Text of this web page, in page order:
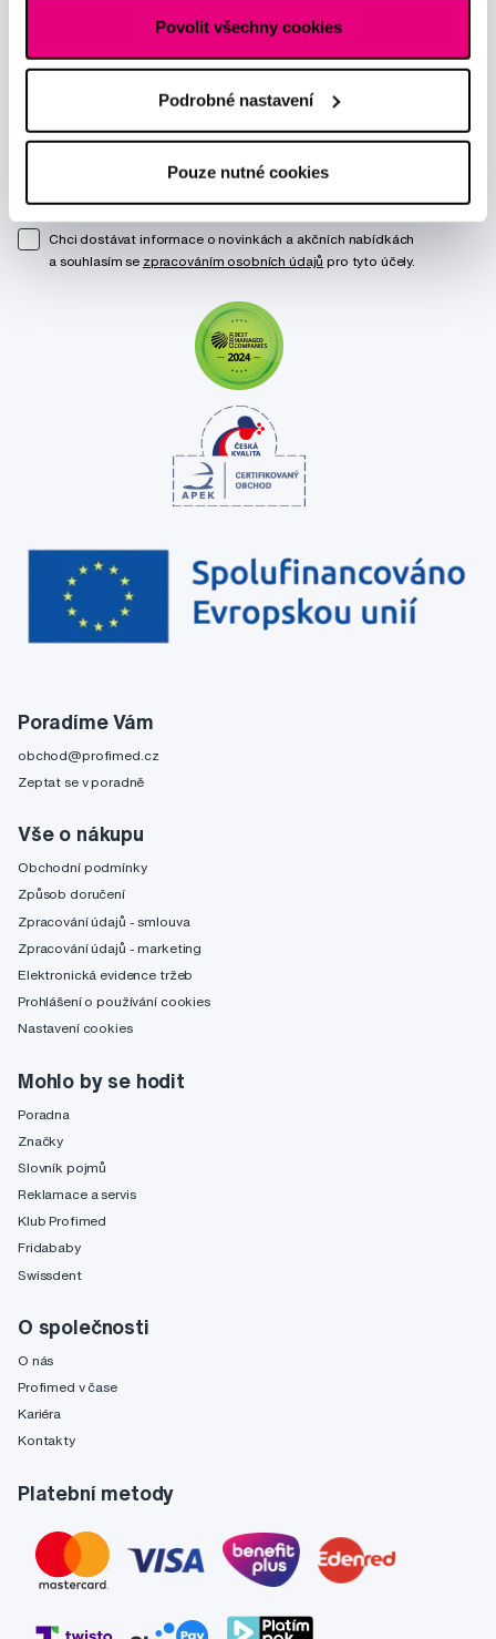
Povolit všechny cookies
Podrobné nastavení
Pouze nutné cookies
Poradíme Vám
obchod@profimed.cz
Zeptat se v poradně
Vše o nákupu
Obchodní podmínky
Způsob doručení
Zpracování údajů - smlouva
Zpracování údajů - marketing
Elektronická evidence tržeb
Prohlášení o používání cookies
Nastavení cookies
Mohlo by se hodit
Poradna
Značky
Slovník pojmů
Reklamace a servis
Klub Profimed
Fridababy
Swissdent
O společnosti
O nás
Profimed v čase
Kariéra
Kontakty
Platební metody
Novinky a nabídky
Chci dostávat informace o novinkách a akčních nabídkách
a souhlasím se zpracováním osobních údajů pro tyto účely.